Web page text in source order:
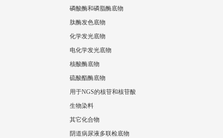
磷酸酶和磷脂酶底物
肽酶发色底物
化学发光底物
电化学发光底物
核酸酶底物
硫酸酯酶底物
用于NGS的核苷和核苷酸
生物染料
其它化合物
阴道病尿液多联检底物